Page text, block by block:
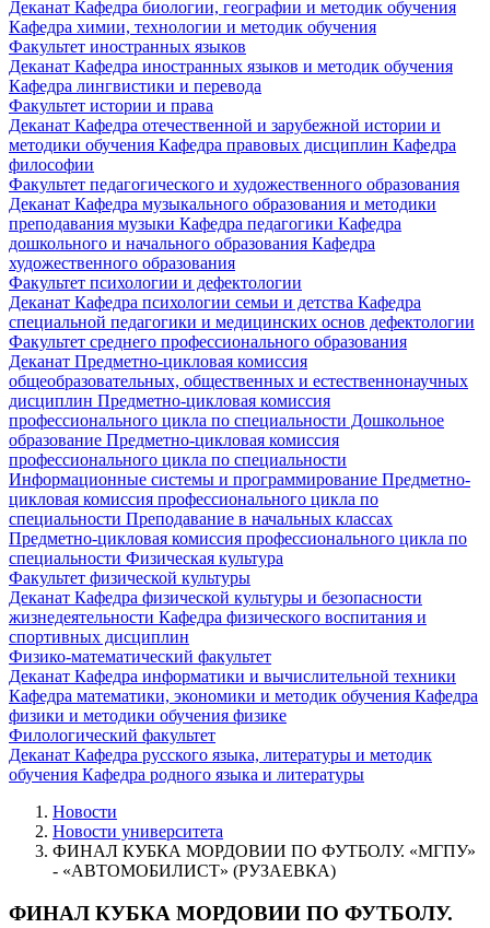
Деканат Кафедра биологии, географии и методик обучения
Кафедра химии, технологии и методик обучения
Факультет иностранных языков
Деканат Кафедра иностранных языков и методик обучения
Кафедра лингвистики и перевода
Факультет истории и права
Деканат Кафедра отечественной и зарубежной истории и
методики обучения Кафедра правовых дисциплин Кафедра
философии
Факультет педагогического и художественного образования
Деканат Кафедра музыкального образования и методики
преподавания музыки Кафедра педагогики Кафедра
дошкольного и начального образования Кафедра
художественного образования
Факультет психологии и дефектологии
Деканат Кафедра психологии семьи и детства Кафедра
специальной педагогики и медицинских основ дефектологии
Факультет среднего профессионального образования
Деканат Предметно-цикловая комиссия
общеобразовательных, общественных и естественнонаучных
дисциплин Предметно-цикловая комиссия
профессионального цикла по специальности Дошкольное
образование Предметно-цикловая комиссия
профессионального цикла по специальности
Информационные системы и программирование Предметно-
цикловая комиссия профессионального цикла по
специальности Преподавание в начальных классах
Предметно-цикловая комиссия профессионального цикла по
специальности Физическая культура
Факультет физической культуры
Деканат Кафедра физической культуры и безопасности
жизнедеятельности Кафедра физического воспитания и
спортивных дисциплин
Физико-математический факультет
Деканат Кафедра информатики и вычислительной техники
Кафедра математики, экономики и методик обучения Кафедра
физики и методики обучения физике
Филологический факультет
Деканат Кафедра русского языка, литературы и методик
обучения Кафедра родного языка и литературы
Новости
Новости университета
ФИНАЛ КУБКА МОРДОВИИ ПО ФУТБОЛУ. «МГПУ»
- «АВТОМОБИЛИСТ» (РУЗАЕВКА)
ФИНАЛ КУБКА МОРДОВИИ ПО ФУТБОЛУ.